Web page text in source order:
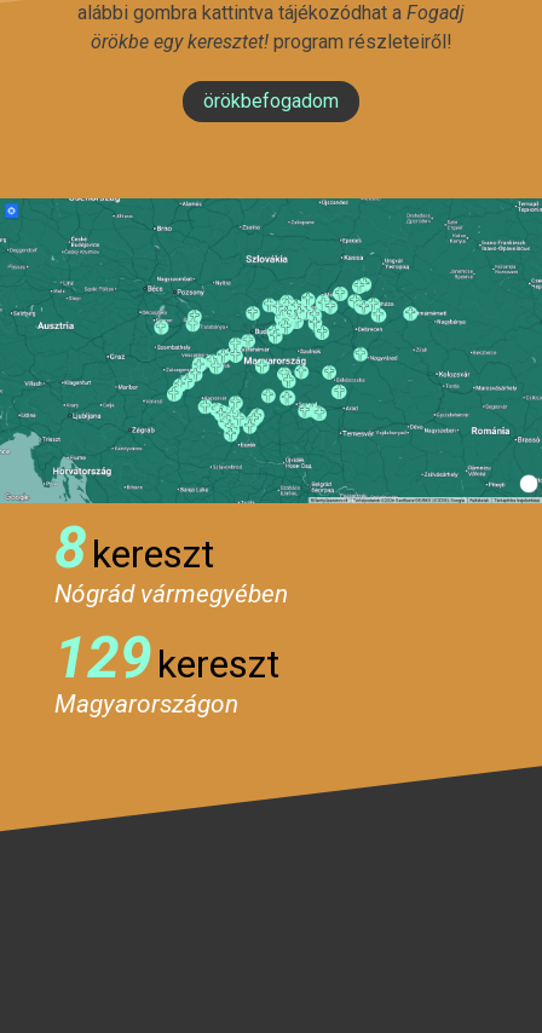
alábbi gombra kattintva tájékozódhat a Fogadj
örökbe egy keresztet!program részleteiről!
örökbefogadom
8kereszt
Nógrád vármegyében
129kereszt
Magyarországon